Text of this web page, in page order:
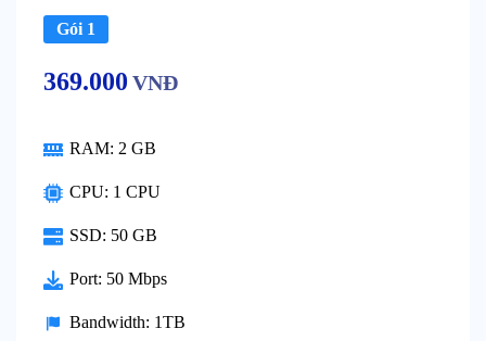
Gói 1
369.000 VNĐ
RAM: 2 GB
CPU: 1 CPU
SSD: 50 GB
Port: 50 Mbps
Bandwidth: 1TB